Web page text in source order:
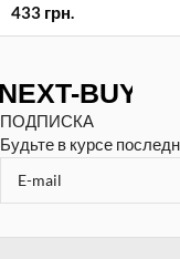
433 грн.
ПОДПИСКА
Будьте в курсе